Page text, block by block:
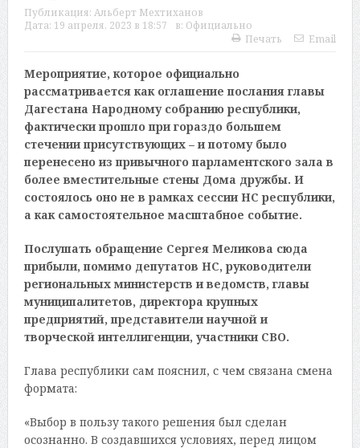
Публикация: Альберт Мехтиханов
Дата: 19 апреля, 2023 в 18:57 в: Официально
Печать
Email
Мероприятие, которое официально
рассматривается как оглашение послания главы
Дагестана Народному собранию республики,
фактически прошло при гораздо большем
стечении присутствующих – и потому было
перенесено из привычного парламентского зала в
более вместительные стены Дома дружбы. И
состоялось оно не в рамках сессии НС республики,
а как самостоятельное масштабное событие.
Послушать обращение Сергея Меликова сюда
прибыли, помимо депутатов НС, руководители
региональных министерств и ведомств, главы
муниципалитетов, директора крупных
предприятий, представители научной и
творческой интеллигенции, участники СВО.
Глава республики сам пояснил, с чем связана смена
формата:
«Выбор в пользу такого решения был сделан
осознанно. В создавшихся условиях, перед лицом